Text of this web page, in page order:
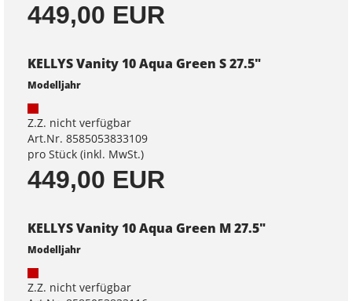
449,00 EUR
KELLYS Vanity 10 Aqua Green S 27.5"
Modelljahr
Z.Z. nicht verfügbar
Art.Nr. 8585053833109
pro Stück (inkl. MwSt.)
449,00 EUR
KELLYS Vanity 10 Aqua Green M 27.5"
Modelljahr
Z.Z. nicht verfügbar